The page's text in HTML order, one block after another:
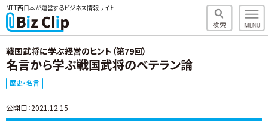
NTT西日本が運営するビジネス情報サイト
戦国武将に学ぶ経営のヒント（第79回）
名言から学ぶ戦国武将のベテラン論
歴史・名言
公開日：2021.12.15